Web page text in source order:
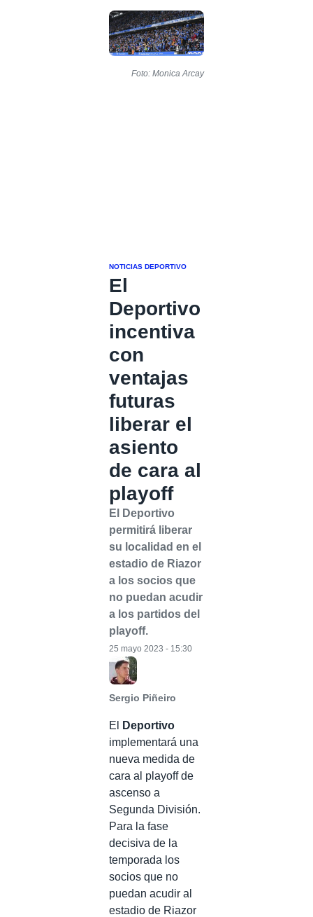
Foto: Monica Arcay
NOTICIAS DEPORTIVO
El
Deportivo
incentiva
con
ventajas
futuras
liberar el
asiento
de cara al
playoff
El Deportivo
permitirá liberar
su localidad en el
estadio de Riazor
a los socios que
no puedan acudir
a los partidos del
playoff.
Sergio Piñeiro
25 mayo 2023 - 15:30
El
Deportivo
implementará una
nueva medida de
cara al playoff de
ascenso a
Segunda División.
Para la fase
decisiva de la
temporada los
socios que no
puedan acudir al
estadio de Riazor